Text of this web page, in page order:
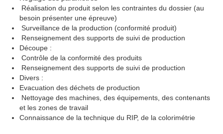
Réalisation du produit selon les contraintes du dossier (au
besoin présenter une épreuve)
Surveillance de la production (conformité produit)
Renseignement des supports de suivi de production
Découpe :
Contrôle de la conformité des produits
Renseignement des supports de suivi de production
Divers :
Evacuation des déchets de production
Nettoyage des machines, des équipements, des contenants
et les zones de travail
Connaissance de la technique du RIP, de la colorimétrie